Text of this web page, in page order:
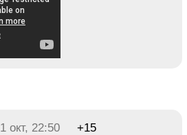
1 окт, 22:50
+15